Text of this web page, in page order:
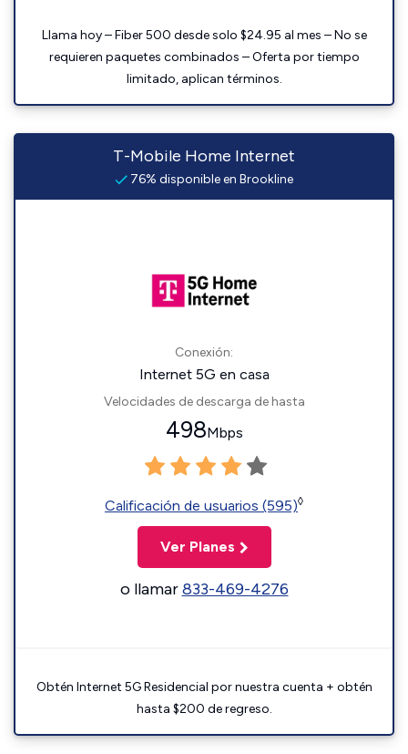
Llama hoy – Fiber 500 desde solo $24.95 al mes – No se
requieren paquetes combinados – Oferta por tiempo
limitado, aplican términos.
T-Mobile Home Internet
76% disponible en Brookline
Conexión:
Internet 5G en casa
Velocidades de descarga de hasta
498Mbps
Calificación de usuarios (595)◊
Ver Planes
o llamar833-469-4276
Obtén Internet 5G Residencial por nuestra cuenta + obtén
hasta $200 de regreso.